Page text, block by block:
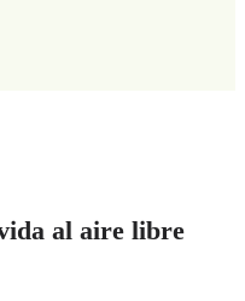
al aire libre